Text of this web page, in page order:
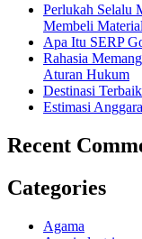
Perlukah Selalu
Membeli
Apa Itu SERP
Rahasia
Aturan Hukum
Destinasi
Estimasi
Recent
Categories
Agama